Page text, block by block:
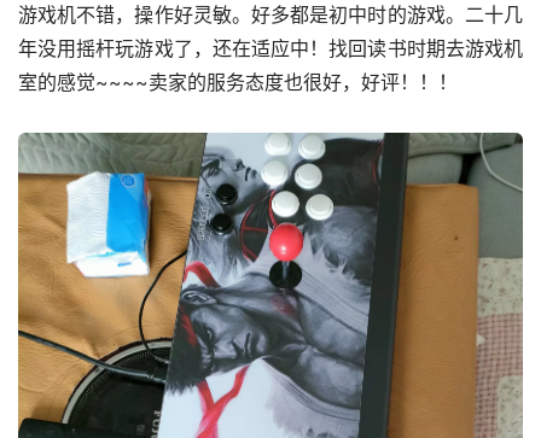
游戏机不错，操作好灵敏。好多都是初中时的游戏。二十几
年没用摇杆玩游戏了，还在适应中！找回读书时期去游戏机
室的感觉~~~~卖家的服务态度也很好，好评！！！